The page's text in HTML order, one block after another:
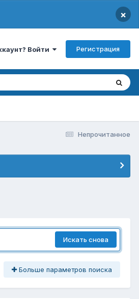
×
Войти Регистрация
Непрочитанное
Искать снова
Больше параметров поиска